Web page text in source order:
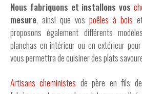
Nous fabriquons et installons vos
mesure, ainsi que vos poêles à bois
proposons également différents
planchas en intérieur ou en extérieur
vous permettra de cuisiner des plats
Artisans cheministes de père en fils